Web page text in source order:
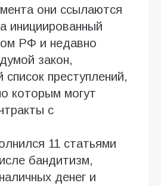
они ссылаются
инициированный
РФ и недавно
закон,
преступлений,
которым могут
с
11 статьями
бандитизм,
денег и